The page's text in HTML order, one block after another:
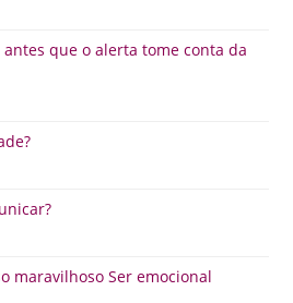
que o alerta tome conta da
maravilhoso Ser emocional